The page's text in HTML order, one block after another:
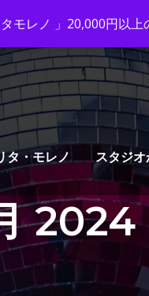
タ・モレノ スタジ
2024
モレノ 」20,000円以上